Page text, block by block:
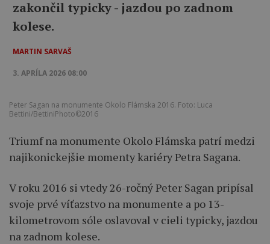
zakončil typicky - jazdou po zadnom
kolese.
MARTIN SARVAŠ
3. APRÍLA 2026 08:00
Peter Sagan na monumente Okolo Flámska 2016. Foto: Luca
Bettini/BettiniPhoto©2016
Triumf na monumente Okolo Flámska patrí medzi
najikonickejšie momenty kariéry Petra Sagana.
V roku 2016 si vtedy 26-ročný Peter Sagan pripísal
svoje prvé víťazstvo na monumente a po 13-
kilometrovom sóle oslavoval v cieli typicky, jazdou
na zadnom kolese.